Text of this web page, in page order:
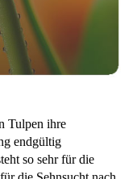
Tulpen ihre
endgültig
so sehr für die